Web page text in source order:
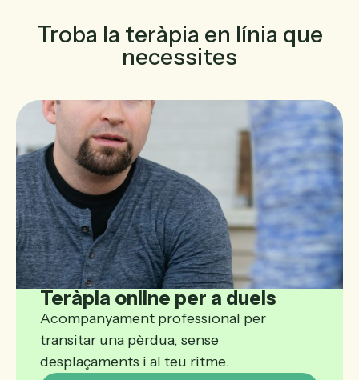
Troba la teràpia en línia que
necessites
Teràpia online per a duels
Acompanyament professional per
transitar una pèrdua, sense
desplaçaments i al teu ritme.